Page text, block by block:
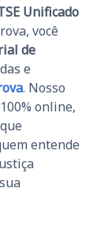
Unificado
você
de
e
. Nosso
online,
entende